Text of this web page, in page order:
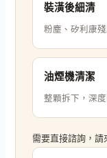
裝潢後細清
粉塵、矽利康
油煙機清潔
整顆拆下，深度
需要直接諮詢，請